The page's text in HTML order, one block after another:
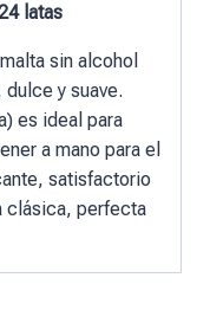
latas
sin alcohol
y suave.
es ideal para
a mano para el
satisfactorio
clásica, perfecta